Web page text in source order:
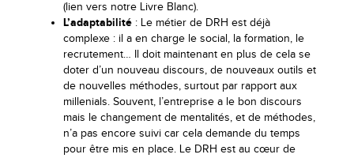
(lien vers notre Livre Blanc).
L’adaptabilité : Le métier de DRH est déjà
complexe : il a en charge le social, la formation, le
recrutement… Il doit maintenant en plus de cela se
doter d’un nouveau discours, de nouveaux outils et
de nouvelles méthodes, surtout par rapport aux
millenials. Souvent, l’entreprise a le bon discours
mais le changement de mentalités, et de méthodes,
n’a pas encore suivi car cela demande du temps
pour être mis en place. Le DRH est au cœur de